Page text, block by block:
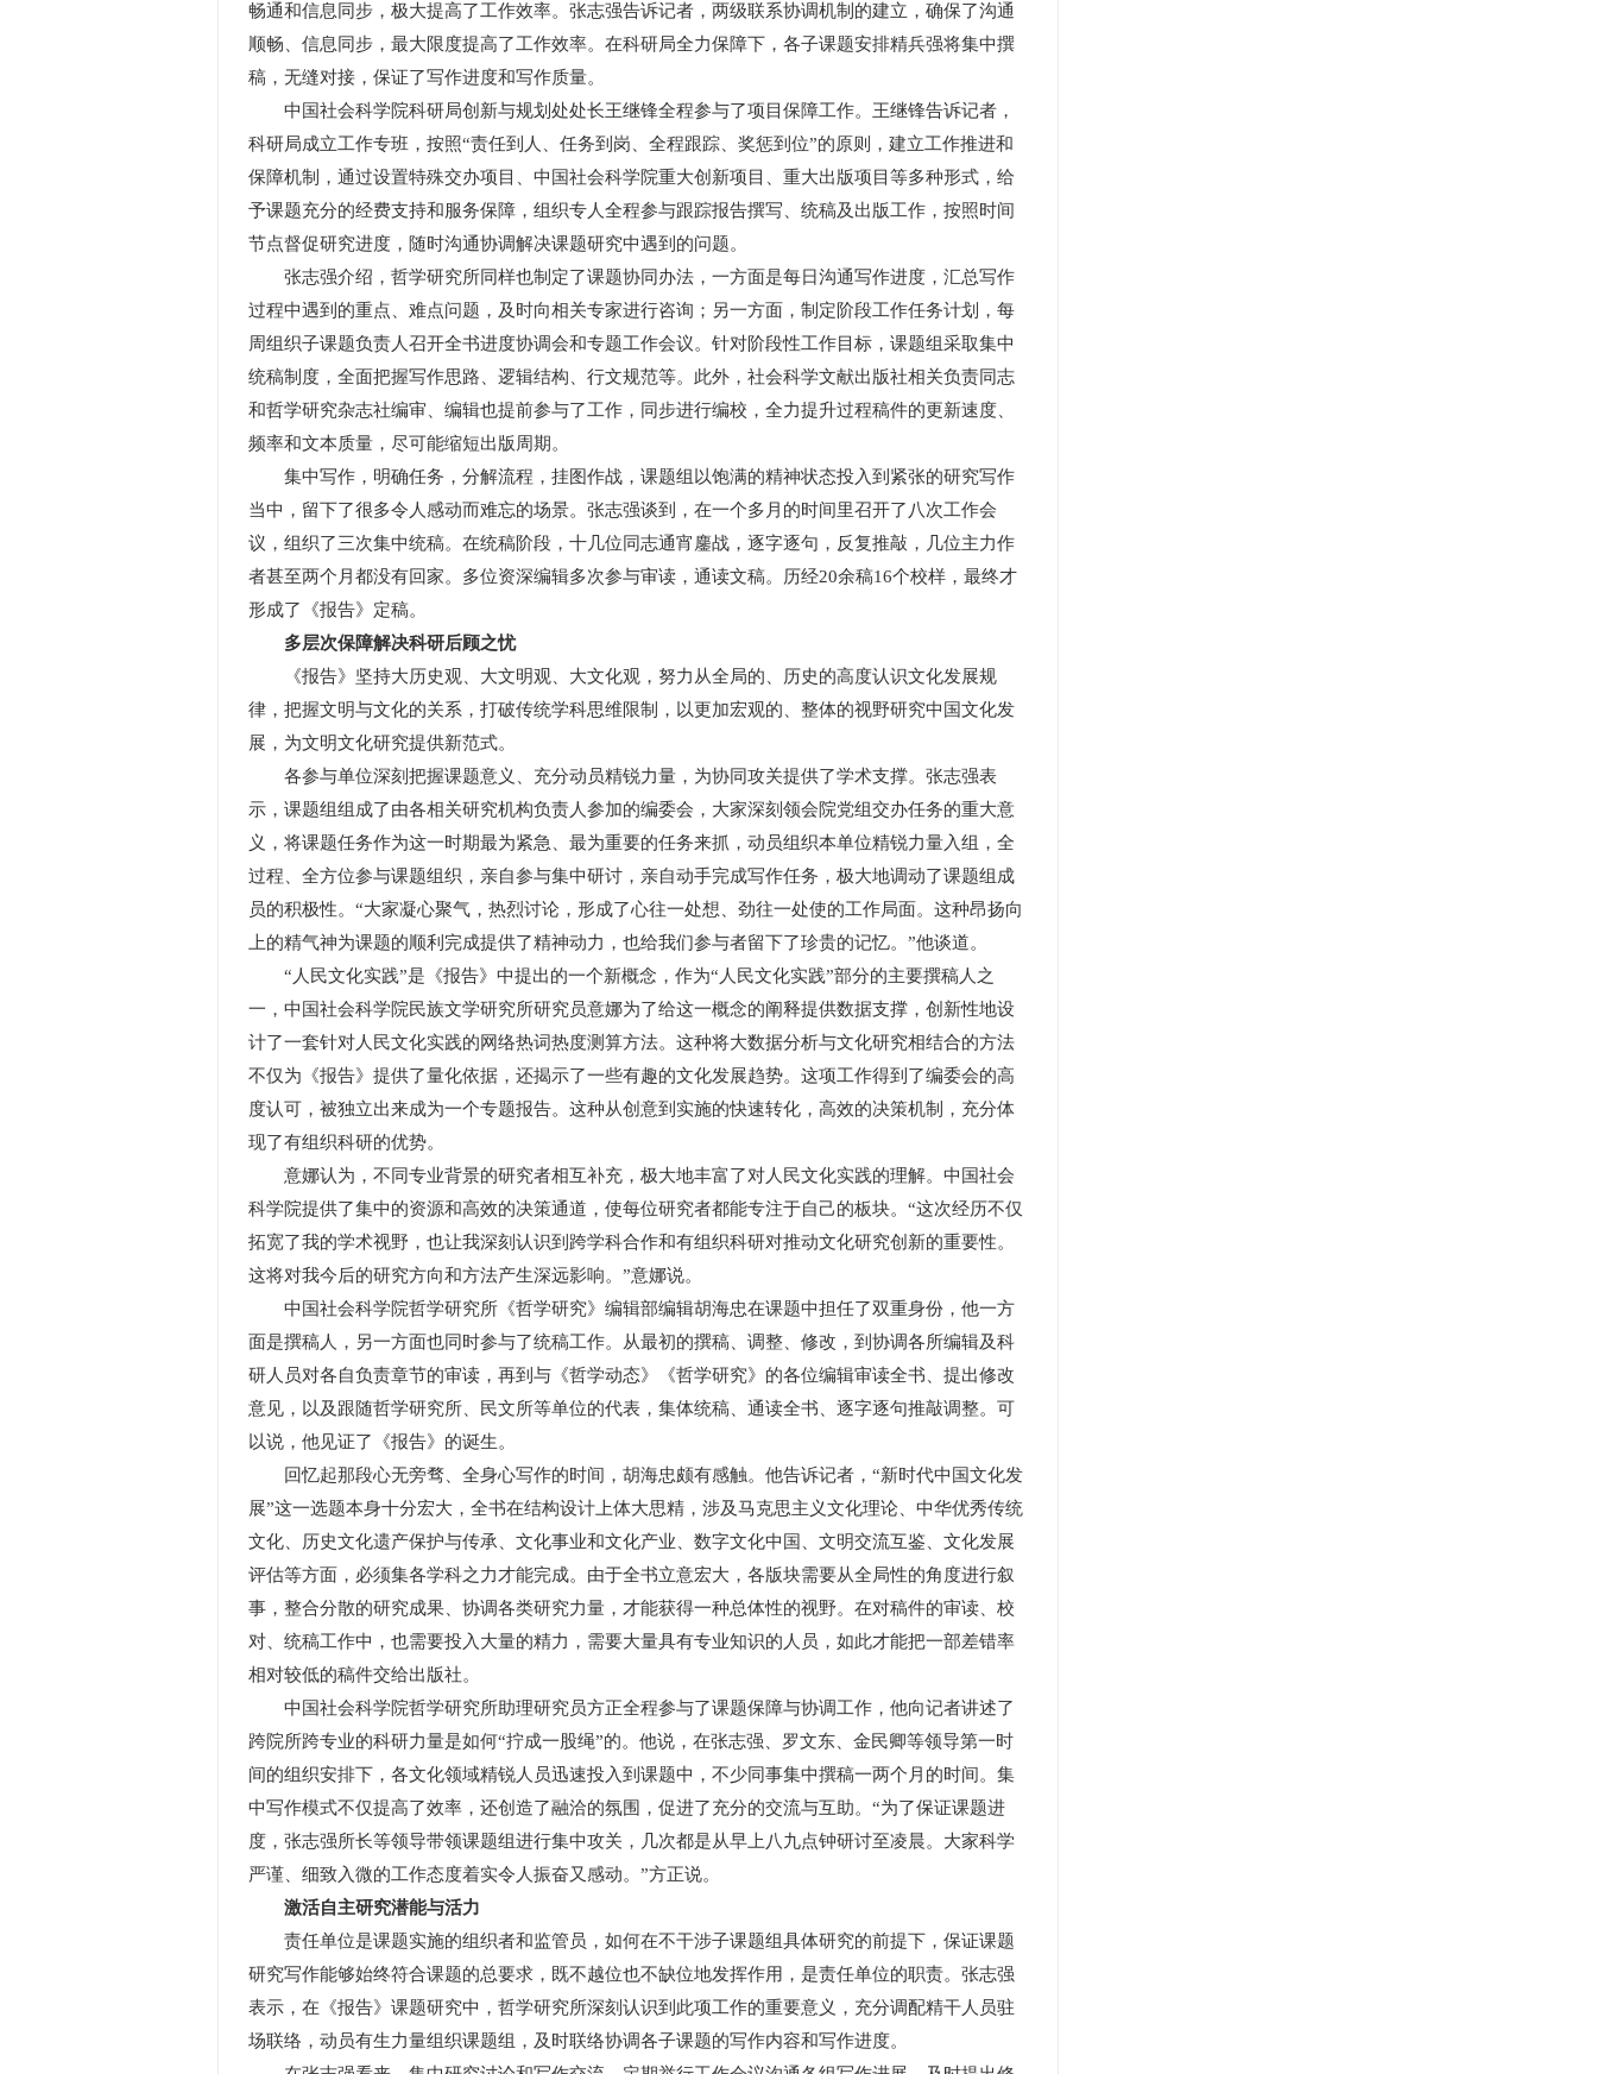
畅通和信息同步，极大提高了工作效率。张志强告诉记者，两级联系协调机制的建立，确保了沟通
顺畅、信息同步，最大限度提高了工作效率。在科研局全力保障下，各子课题安排精兵强将集中撰
稿，无缝对接，保证了写作进度和写作质量。
中国社会科学院科研局创新与规划处处长王继锋全程参与了项目保障工作。王继锋告诉记者，
科研局成立工作专班，按照“责任到人、任务到岗、全程跟踪、奖惩到位”的原则，建立工作推进和
保障机制，通过设置特殊交办项目、中国社会科学院重大创新项目、重大出版项目等多种形式，给
予课题充分的经费支持和服务保障，组织专人全程参与跟踪报告撰写、统稿及出版工作，按照时间
节点督促研究进度，随时沟通协调解决课题研究中遇到的问题。
张志强介绍，哲学研究所同样也制定了课题协同办法，一方面是每日沟通写作进度，汇总写作
过程中遇到的重点、难点问题，及时向相关专家进行咨询；另一方面，制定阶段工作任务计划，每
周组织子课题负责人召开全书进度协调会和专题工作会议。针对阶段性工作目标，课题组采取集中
统稿制度，全面把握写作思路、逻辑结构、行文规范等。此外，社会科学文献出版社相关负责同志
和哲学研究杂志社编审、编辑也提前参与了工作，同步进行编校，全力提升过程稿件的更新速度、
频率和文本质量，尽可能缩短出版周期。
集中写作，明确任务，分解流程，挂图作战，课题组以饱满的精神状态投入到紧张的研究写作
当中，留下了很多令人感动而难忘的场景。张志强谈到，在一个多月的时间里召开了八次工作会
议，组织了三次集中统稿。在统稿阶段，十几位同志通宵鏖战，逐字逐句，反复推敲，几位主力作
者甚至两个月都没有回家。多位资深编辑多次参与审读，通读文稿。历经20余稿16个校样，最终才
形成了《报告》定稿。
多层次保障解决科研后顾之忧
《报告》坚持大历史观、大文明观、大文化观，努力从全局的、历史的高度认识文化发展规
律，把握文明与文化的关系，打破传统学科思维限制，以更加宏观的、整体的视野研究中国文化发
展，为文明文化研究提供新范式。
各参与单位深刻把握课题意义、充分动员精锐力量，为协同攻关提供了学术支撑。张志强表
示，课题组组成了由各相关研究机构负责人参加的编委会，大家深刻领会院党组交办任务的重大意
义，将课题任务作为这一时期最为紧急、最为重要的任务来抓，动员组织本单位精锐力量入组，全
过程、全方位参与课题组织，亲自参与集中研讨，亲自动手完成写作任务，极大地调动了课题组成
员的积极性。“大家凝心聚气，热烈讨论，形成了心往一处想、劲往一处使的工作局面。这种昂扬向
上的精气神为课题的顺利完成提供了精神动力，也给我们参与者留下了珍贵的记忆。”他谈道。
“人民文化实践”是《报告》中提出的一个新概念，作为“人民文化实践”部分的主要撰稿人之
一，中国社会科学院民族文学研究所研究员意娜为了给这一概念的阐释提供数据支撑，创新性地设
计了一套针对人民文化实践的网络热词热度测算方法。这种将大数据分析与文化研究相结合的方法
不仅为《报告》提供了量化依据，还揭示了一些有趣的文化发展趋势。这项工作得到了编委会的高
度认可，被独立出来成为一个专题报告。这种从创意到实施的快速转化，高效的决策机制，充分体
现了有组织科研的优势。
意娜认为，不同专业背景的研究者相互补充，极大地丰富了对人民文化实践的理解。中国社会
科学院提供了集中的资源和高效的决策通道，使每位研究者都能专注于自己的板块。“这次经历不仅
拓宽了我的学术视野，也让我深刻认识到跨学科合作和有组织科研对推动文化研究创新的重要性。
这将对我今后的研究方向和方法产生深远影响。”意娜说。
中国社会科学院哲学研究所《哲学研究》编辑部编辑胡海忠在课题中担任了双重身份，他一方
面是撰稿人，另一方面也同时参与了统稿工作。从最初的撰稿、调整、修改，到协调各所编辑及科
研人员对各自负责章节的审读，再到与《哲学动态》《哲学研究》的各位编辑审读全书、提出修改
意见，以及跟随哲学研究所、民文所等单位的代表，集体统稿、通读全书、逐字逐句推敲调整。可
以说，他见证了《报告》的诞生。
回忆起那段心无旁骛、全身心写作的时间，胡海忠颇有感触。他告诉记者，“新时代中国文化发
展”这一选题本身十分宏大，全书在结构设计上体大思精，涉及马克思主义文化理论、中华优秀传统
文化、历史文化遗产保护与传承、文化事业和文化产业、数字文化中国、文明交流互鉴、文化发展
评估等方面，必须集各学科之力才能完成。由于全书立意宏大，各版块需要从全局性的角度进行叙
事，整合分散的研究成果、协调各类研究力量，才能获得一种总体性的视野。在对稿件的审读、校
对、统稿工作中，也需要投入大量的精力，需要大量具有专业知识的人员，如此才能把一部差错率
相对较低的稿件交给出版社。
中国社会科学院哲学研究所助理研究员方正全程参与了课题保障与协调工作，他向记者讲述了
跨院所跨专业的科研力量是如何“拧成一股绳”的。他说，在张志强、罗文东、金民卿等领导第一时
间的组织安排下，各文化领域精锐人员迅速投入到课题中，不少同事集中撰稿一两个月的时间。集
中写作模式不仅提高了效率，还创造了融洽的氛围，促进了充分的交流与互助。“为了保证课题进
度，张志强所长等领导带领课题组进行集中攻关，几次都是从早上八九点钟研讨至凌晨。大家科学
严谨、细致入微的工作态度着实令人振奋又感动。”方正说。
激活自主研究潜能与活力
责任单位是课题实施的组织者和监管员，如何在不干涉子课题组具体研究的前提下，保证课题
研究写作能够始终符合课题的总要求，既不越位也不缺位地发挥作用，是责任单位的职责。张志强
表示，在《报告》课题研究中，哲学研究所深刻认识到此项工作的重要意义，充分调配精干人员驻
场联络，动员有生力量组织课题组，及时联络协调各子课题的写作内容和写作进度。